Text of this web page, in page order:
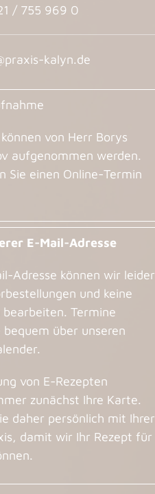
/ 755 969 0
kalyn.de
von Herr Borys
aufgenommen werden.
Sie einen Online-Termin
E-Mail-Adresse
Adresse können wir leider
und keine
Termine
über unseren
von E-Rezepten
zunächst Ihre Karte.
daher persönlich mit Ihrer
damit wir Ihr Rezept für